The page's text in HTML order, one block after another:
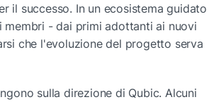
il successo. In un ecosistema guidato
membri - dai primi adottanti ai nuovi
che l'evoluzione del progetto serva
sulla direzione di Qubic. Alcuni